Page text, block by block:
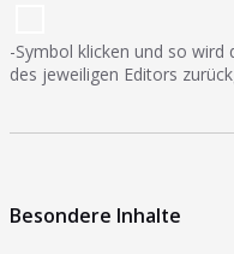
-Symbol klicken und so wird
des jeweiligen Editors
Besondere Inhalte